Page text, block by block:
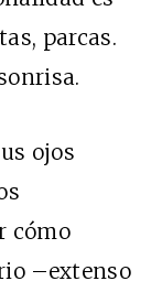
parcas.
ojos
cómo
–extenso